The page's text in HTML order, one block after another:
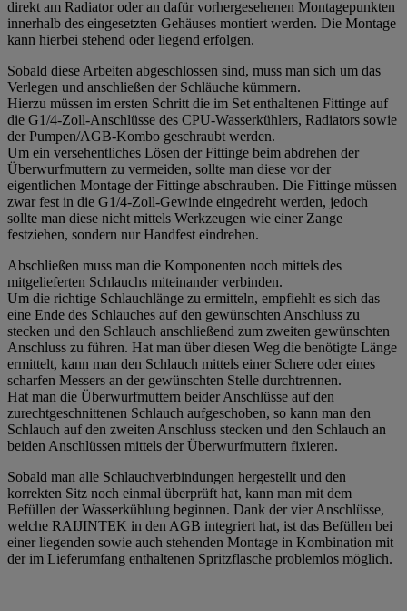
direkt am Radiator oder an dafür vorhergesehenen Montagepunkten
innerhalb des eingesetzten Gehäuses montiert werden. Die Montage
kann hierbei stehend oder liegend erfolgen.
Sobald diese Arbeiten abgeschlossen sind, muss man sich um das
Verlegen und anschließen der Schläuche kümmern.
Hierzu müssen im ersten Schritt die im Set enthaltenen Fittinge auf
die G1/4-Zoll-Anschlüsse des CPU-Wasserkühlers, Radiators sowie
der Pumpen/AGB-Kombo geschraubt werden.
Um ein versehentliches Lösen der Fittinge beim abdrehen der
Überwurfmuttern zu vermeiden, sollte man diese vor der
eigentlichen Montage der Fittinge abschrauben. Die Fittinge müssen
zwar fest in die G1/4-Zoll-Gewinde eingedreht werden, jedoch
sollte man diese nicht mittels Werkzeugen wie einer Zange
festziehen, sondern nur Handfest eindrehen.
Abschließen muss man die Komponenten noch mittels des
mitgelieferten Schlauchs miteinander verbinden.
Um die richtige Schlauchlänge zu ermitteln, empfiehlt es sich das
eine Ende des Schlauches auf den gewünschten Anschluss zu
stecken und den Schlauch anschließend zum zweiten gewünschten
Anschluss zu führen. Hat man über diesen Weg die benötigte Länge
ermittelt, kann man den Schlauch mittels einer Schere oder eines
scharfen Messers an der gewünschten Stelle durchtrennen.
Hat man die Überwurfmuttern beider Anschlüsse auf den
zurechtgeschnittenen Schlauch aufgeschoben, so kann man den
Schlauch auf den zweiten Anschluss stecken und den Schlauch an
beiden Anschlüssen mittels der Überwurfmuttern fixieren.
Sobald man alle Schlauchverbindungen hergestellt und den
korrekten Sitz noch einmal überprüft hat, kann man mit dem
Befüllen der Wasserkühlung beginnen. Dank der vier Anschlüsse,
welche RAIJINTEK in den AGB integriert hat, ist das Befüllen bei
einer liegenden sowie auch stehenden Montage in Kombination mit
der im Lieferumfang enthaltenen Spritzflasche problemlos möglich.